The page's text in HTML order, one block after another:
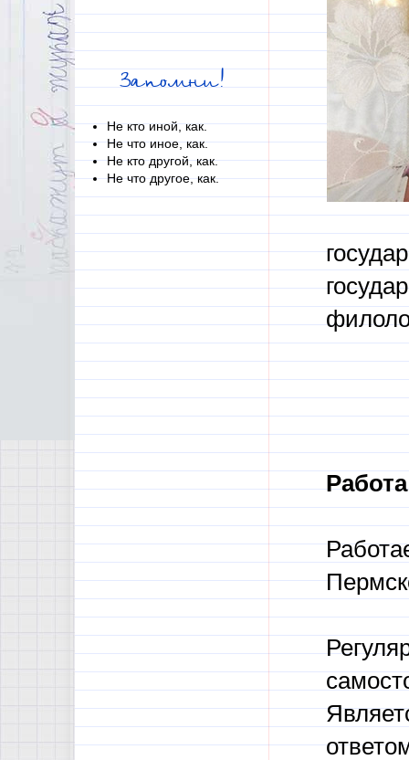
Запомни!
Не кто иной, как.
Не что иное, как.
Не кто другой, как.
Не что другое, как.
Работа